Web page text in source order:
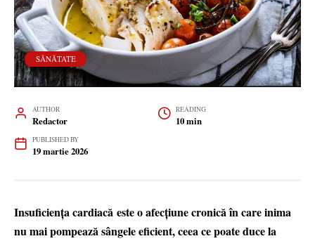
SĂNĂTATE
AUTHOR
Redactor
READING
10 min
PUBLISHED BY
19 martie 2026
Insuficiența cardiacă este o afecțiune cronică în care inima
nu mai pompează sângele eficient, ceea ce poate duce la